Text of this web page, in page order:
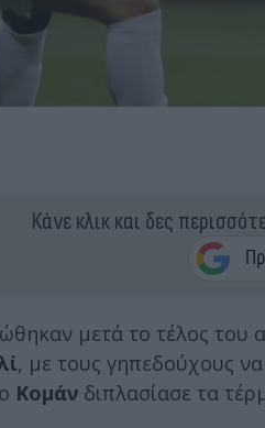
Κάνε κλικ και δες
μετά το τέλος του
, με τους γηπεδούχους
ο Κομάν διπλασίασε τα